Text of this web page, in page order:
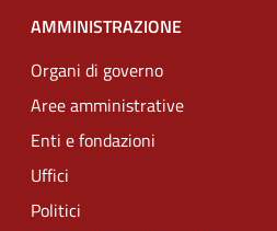
AMMINISTRAZIONE
Organi di governo
Aree amministrative
Enti e fondazioni
Uffici
Politici